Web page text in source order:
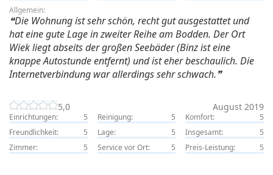
Allgemein:
Die Wohnung ist sehr schön, recht gut ausgestattet und
hat eine gute Lage in zweiter Reihe am Bodden. Der Ort
Wiek liegt abseits der großen Seebäder (Binz ist eine
knappe Autostunde entfernt) und ist eher beschaulich. Die
Internetverbindung war allerdings sehr schwach.
5,0 August 2019
Einrichtungen: 5 Reinigung: 5 Komfort:
5
Freundlichkeit:
5 Lage: 5 Insgesamt:
5
Zimmer:
5 Service vor Ort: 5 Preis-Leistung: 5